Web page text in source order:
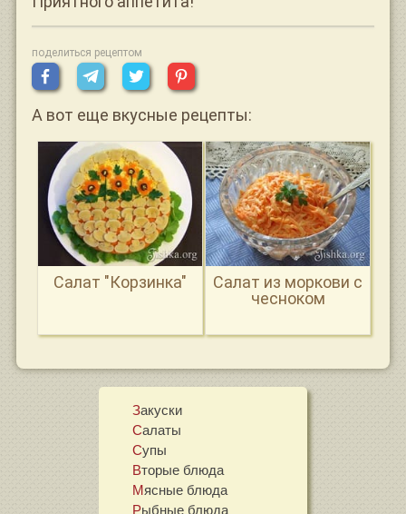
поделиться рецептом
А вот еще вкусные рецепты:
Салат "Корзинка"
Салат из моркови с
чесноком
Закуски
Салаты
Супы
Вторые блюда
Мясные блюда
Рыбные блюда